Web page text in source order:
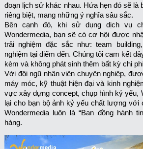
đoạn lịch sử khác nhau. Hứa hẹn đó sẽ là
riêng biệt, mang những ý nghĩa sâu sắc.
Bên cạnh đó, khi sử dụng dịch vụ
Wondermedia, bạn sẽ có cơ hội được
trải nghiệm đặc sắc như: team
nghiệm tại điểm đến. Chúng tôi cam kết
kèm và không phát sinh thêm bất kỳ chi
Với đội ngũ nhân viên chuyên nghiệp,
máy móc, kỹ thuật hiện đại và kinh
vực xây dựng concept, chụp hình kỷ yếu,
lại cho bạn bộ ảnh kỷ yếu chất lượng với
Wondermedia luôn là “Bạn đồng hành
hàng.